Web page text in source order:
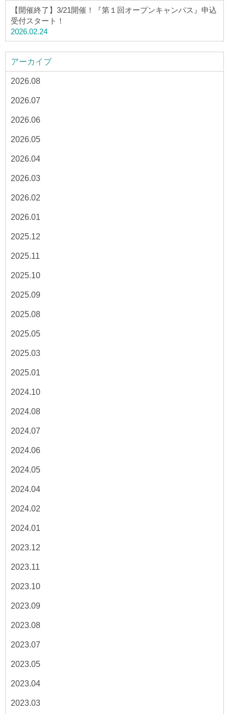
【開催終了】3/21開催！『第１回オープンキャンパス』申込
受付スタート！
2026.02.24
アーカイブ
2026.08
2026.07
2026.06
2026.05
2026.04
2026.03
2026.02
2026.01
2025.12
2025.11
2025.10
2025.09
2025.08
2025.05
2025.03
2025.01
2024.10
2024.08
2024.07
2024.06
2024.05
2024.04
2024.02
2024.01
2023.12
2023.11
2023.10
2023.09
2023.08
2023.07
2023.05
2023.04
2023.03